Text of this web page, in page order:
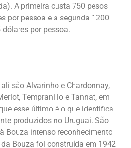
A primeira custa 750 pesos
por pessoa e a segunda 1200
por pessoa.
são Alvarinho e Chardonnay,
Tempranillo e Tannat, em
esse último é o que identifica
produzidos no Uruguai. São
Bouza intenso reconhecimento
Bouza foi construída em 1942